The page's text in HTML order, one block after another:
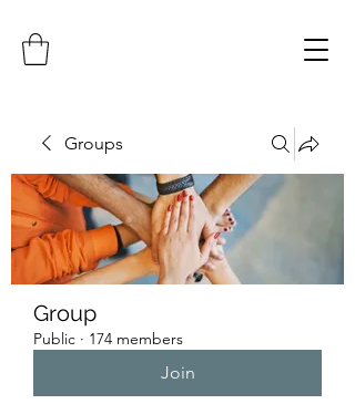
Groups
Group
Public · 174 members
Join